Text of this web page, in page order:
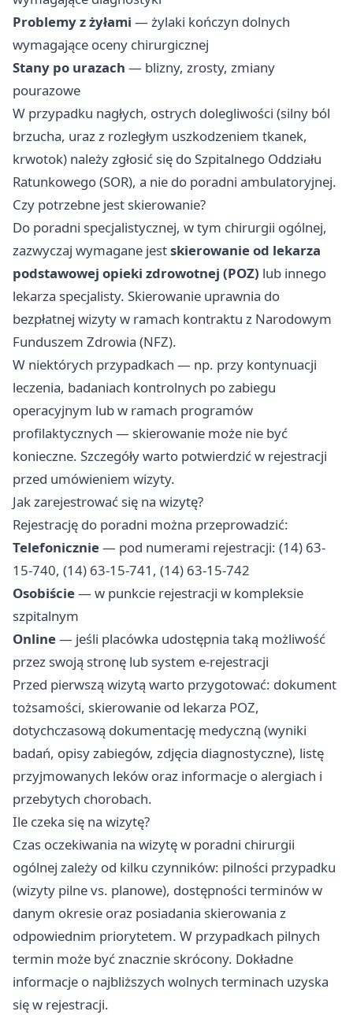
Problemy z żyłami — żylaki kończyn dolnych
wymagające oceny chirurgicznej
Stany po urazach — blizny, zrosty, zmiany
pourazowe
W przypadku nagłych, ostrych dolegliwości (silny ból
brzucha, uraz z rozległym uszkodzeniem tkanek,
krwotok) należy zgłosić się do Szpitalnego Oddziału
Ratunkowego (SOR), a nie do poradni ambulatoryjnej.
Czy potrzebne jest skierowanie?
Do poradni specjalistycznej, w tym chirurgii ogólnej,
zazwyczaj wymagane jestskierowanie od lekarza
podstawowej opieki zdrowotnej (POZ) lub innego
lekarza specjalisty. Skierowanie uprawnia do
bezpłatnej wizyty w ramach kontraktu z Narodowym
Funduszem Zdrowia (NFZ).
W niektórych przypadkach — np. przy kontynuacji
leczenia, badaniach kontrolnych po zabiegu
operacyjnym lub w ramach programów
profilaktycznych — skierowanie może nie być
konieczne. Szczegóły warto potwierdzić w rejestracji
przed umówieniem wizyty.
Jak zarejestrować się na wizytę?
Rejestrację do poradni można przeprowadzić:
Telefonicznie— pod numerami rejestracji: (14) 63-
15-740, (14) 63-15-741, (14) 63-15-742
Osobiście— w punkcie rejestracji w kompleksie
szpitalnym
Online— jeśli placówka udostępnia taką możliwość
przez swoją stronę lub system e-rejestracji
Przed pierwszą wizytą warto przygotować: dokument
tożsamości, skierowanie od lekarza POZ,
dotychczasową dokumentację medyczną (wyniki
badań, opisy zabiegów, zdjęcia diagnostyczne), listę
przyjmowanych leków oraz informacje o alergiach i
przebytych chorobach.
Ile czeka się na wizytę?
Czas oczekiwania na wizytę w poradni chirurgii
ogólnej zależy od kilku czynników: pilności przypadku
(wizyty pilne vs. planowe), dostępności terminów w
danym okresie oraz posiadania skierowania z
odpowiednim priorytetem. W przypadkach pilnych
termin może być znacznie skrócony. Dokładne
informacje o najbliższych wolnych terminach uzyska
się w rejestracji.